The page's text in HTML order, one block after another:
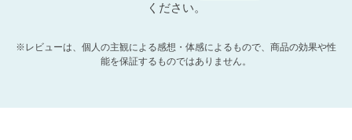
ください。
※レビューは、個人の主観による感想・体感によるもので、商品の効果や性
能を保証するものではありません。